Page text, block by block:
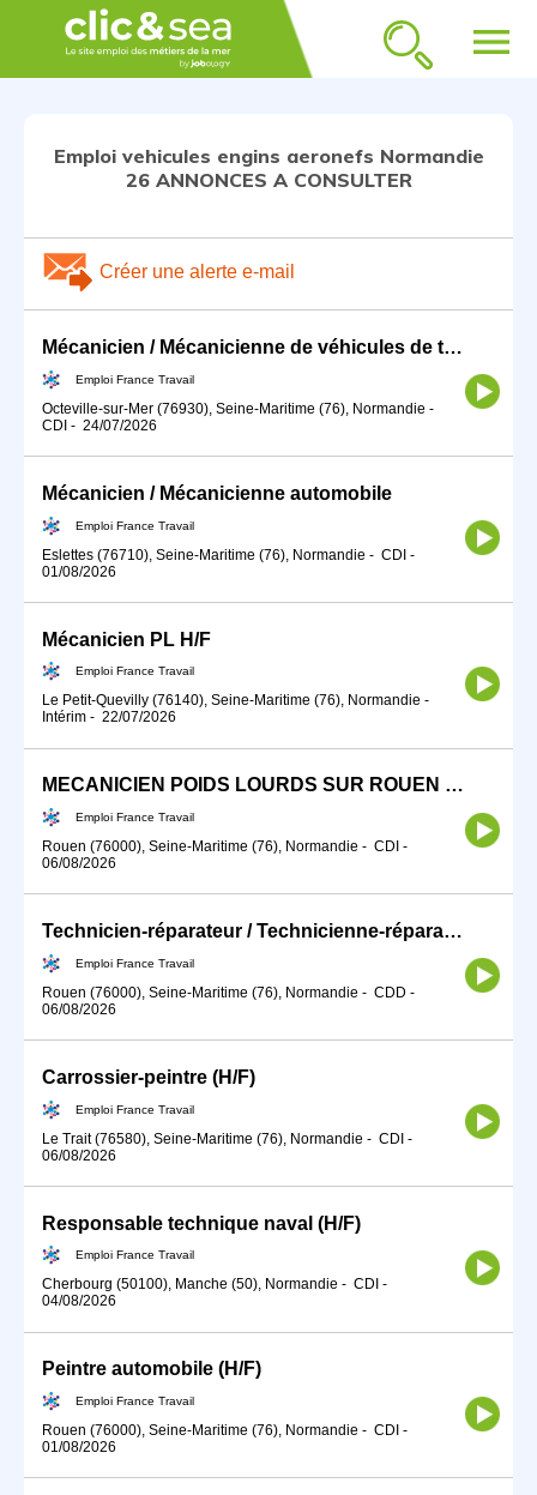
menu
Emploi vehicules engins aeronefs Normandie
26 ANNONCES A CONSULTER
Créer une alerte e-mail
Mécanicien / Mécanicienne de véhicules de transport en commun (H/F)
Emploi France Travail
Octeville-sur-Mer (76930), Seine-Maritime (76), Normandie -
CDI - 24/07/2026
Mécanicien / Mécanicienne automobile
Emploi France Travail
Eslettes (76710), Seine-Maritime (76), Normandie - CDI -
01/08/2026
Mécanicien PL H/F
Emploi France Travail
Le Petit-Quevilly (76140), Seine-Maritime (76), Normandie -
Intérim - 22/07/2026
MECANICIEN POIDS LOURDS SUR ROUEN (76)#TDFE2026 (H/F)
Emploi France Travail
Rouen (76000), Seine-Maritime (76), Normandie - CDI -
06/08/2026
Technicien-réparateur / Technicienne-réparatrice de cycles (H/F)
Emploi France Travail
Rouen (76000), Seine-Maritime (76), Normandie - CDD -
06/08/2026
Carrossier-peintre (H/F)
Emploi France Travail
Le Trait (76580), Seine-Maritime (76), Normandie - CDI -
06/08/2026
Responsable technique naval (H/F)
Emploi France Travail
Cherbourg (50100), Manche (50), Normandie - CDI -
04/08/2026
Peintre automobile (H/F)
Emploi France Travail
Rouen (76000), Seine-Maritime (76), Normandie - CDI -
01/08/2026